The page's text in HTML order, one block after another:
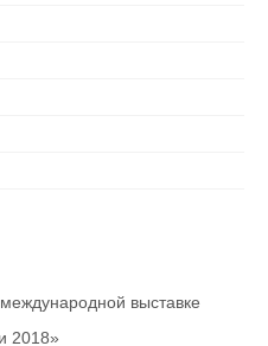
выставке
2018»